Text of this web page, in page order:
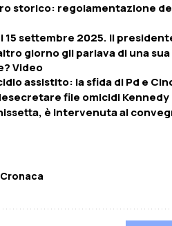
storico: regolamentazione
15 settembre 2025. Il
giorno gli parlava di una
Video
assistito: la sfida di Pd e
file omicidi Kennedy
è intervenuta al
Cronaca